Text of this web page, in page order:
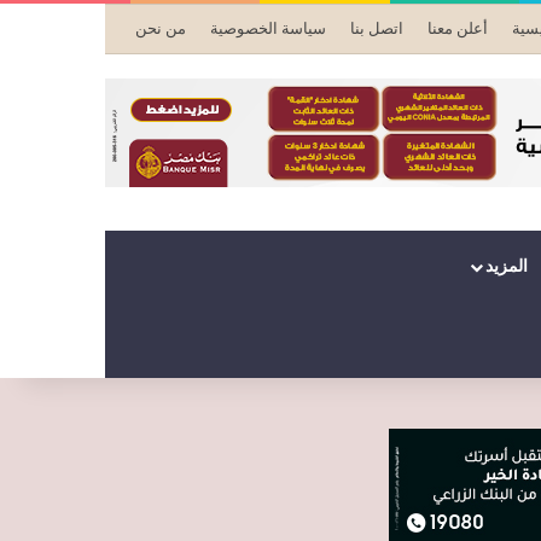
أعلن معنا اتصل بنا سياسة الخصوصية من نحن
المزيد